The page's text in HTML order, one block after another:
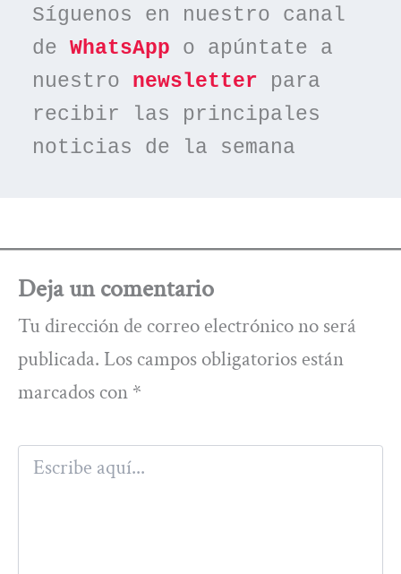
Síguenos en nuestro canal
de WhatsApp o apúntate a
nuestro newsletter para
recibir las principales
noticias de la semana
Deja un comentario
Tu dirección de correo electrónico no será
publicada. Los campos obligatorios están
marcados con *
Escribe
aquí...